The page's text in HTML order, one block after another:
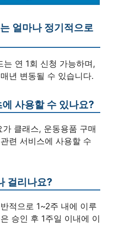
얼마나 정기적으로
는 연 1회 신청 가능하며,
년 변동될 수 있습니다.
사용할 수 있나요?
클래스, 운동용품 구매
련 서비스에 사용할 수
걸리나요?
적으로 1~2주 내에 이루
승인 후 1주일 이내에 이